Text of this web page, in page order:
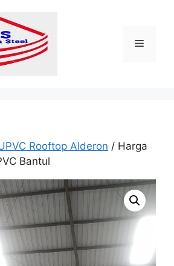
Menu
Rooftop Alderon / Harga
Bantul